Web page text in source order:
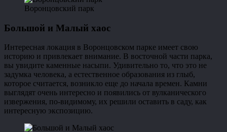
Воронцовский парк
Большой и Малый хаос
Интересная локация в Воронцовском парке имеет свою
историю и привлекает внимание. В восточной части парка,
вы увидите каменные насыпи. Удивительно то, что это не
задумка человека, а естественное образования из глыб,
которое считается, возникло еще до начала времен. Камни
выглядят очень интересно и появились от вулканического
извержения, по-видимому, их решили оставить в саду, как
интересную экспозицию.